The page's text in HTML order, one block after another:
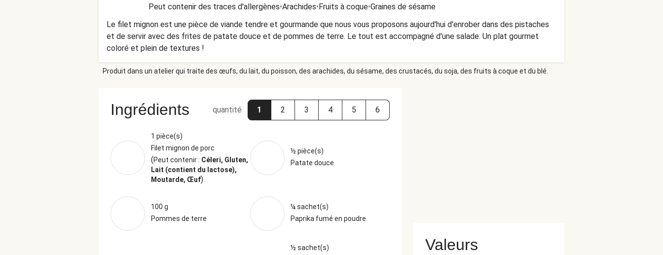
Peut contenir des traces d'allergènes•Arachides•Fruits à coque•Graines de sésame
Le filet mignon est une pièce de viande tendre et gourmande que nous vous proposons aujourd'hui d'enrober dans des pistaches
et de servir avec des frites de patate douce et de pommes de terre. Le tout est accompagné d'une salade. Un plat gourmet
coloré et plein de textures !
Produit dans un atelier qui traite des œufs, du lait, du poisson, des arachides, du sésame, des crustacés, du soja, des fruits à coque et du blé.
Ingrédients quantité 1 2 3 4 5 6
1 pièce(s)
Filet mignon de porc
(Peut contenir : Céleri, Gluten,
Lait (contient du lactose),
Moutarde, Œuf)
½ pièce(s)
Patate douce
100 g
Pommes de terre
¼ sachet(s)
Paprika fumé en poudre
½ sachet(s)
Valeurs